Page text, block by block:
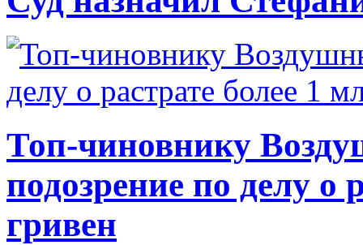
Топ-чиновнику
подозрение по делу о
гривен